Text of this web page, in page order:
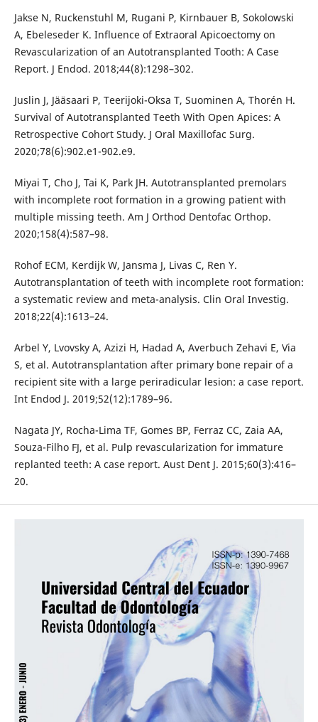
Jakse N, Ruckenstuhl M, Rugani P, Kirnbauer B, Sokolowski
A, Ebeleseder K. Influence of Extraoral Apicoectomy on
Revascularization of an Autotransplanted Tooth: A Case
Report. J Endod. 2018;44(8):1298–302.
Juslin J, Jääsaari P, Teerijoki-Oksa T, Suominen A, Thorén H.
Survival of Autotransplanted Teeth With Open Apices: A
Retrospective Cohort Study. J Oral Maxillofac Surg.
2020;78(6):902.e1-902.e9.
Miyai T, Cho J, Tai K, Park JH. Autotransplanted premolars
with incomplete root formation in a growing patient with
multiple missing teeth. Am J Orthod Dentofac Orthop.
2020;158(4):587–98.
Rohof ECM, Kerdijk W, Jansma J, Livas C, Ren Y.
Autotransplantation of teeth with incomplete root formation:
a systematic review and meta-analysis. Clin Oral Investig.
2018;22(4):1613–24.
Arbel Y, Lvovsky A, Azizi H, Hadad A, Averbuch Zehavi E, Via
S, et al. Autotransplantation after primary bone repair of a
recipient site with a large periradicular lesion: a case report.
Int Endod J. 2019;52(12):1789–96.
Nagata JY, Rocha-Lima TF, Gomes BP, Ferraz CC, Zaia AA,
Souza-Filho FJ, et al. Pulp revascularization for immature
replanted teeth: A case report. Aust Dent J. 2015;60(3):416–
20.